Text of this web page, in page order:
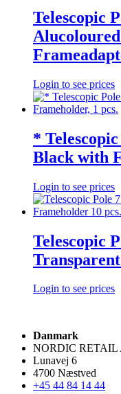
Telescopic
Login to see prices
*
Black with
Login to see prices
Telescopic
Login to see prices
Danmark
NORDIC RETAIL
Lunavej 6
4700 Næstved
+45 44 84 14 44